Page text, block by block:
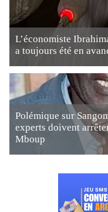
L’économiste
a toujours été en
Polémique sur
experts doivent
Mboup